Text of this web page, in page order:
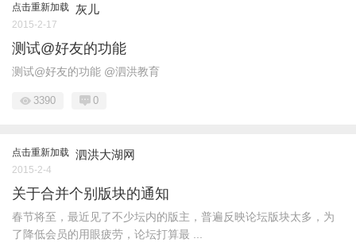
点击重新加载 灰儿
2015-2-17
测试@好友的功能
测试@好友的功能 @泗洪教育
3390 0
点击重新加载 泗洪大湖网
2015-2-4
关于合并个别版块的通知
春节将至，最近见了不少坛内的版主，普遍反映论坛版块太多，为
了降低会员的用眼疲劳，论坛打算最 ...